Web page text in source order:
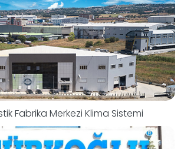
Fabrika Merkezi Klima Sistemi